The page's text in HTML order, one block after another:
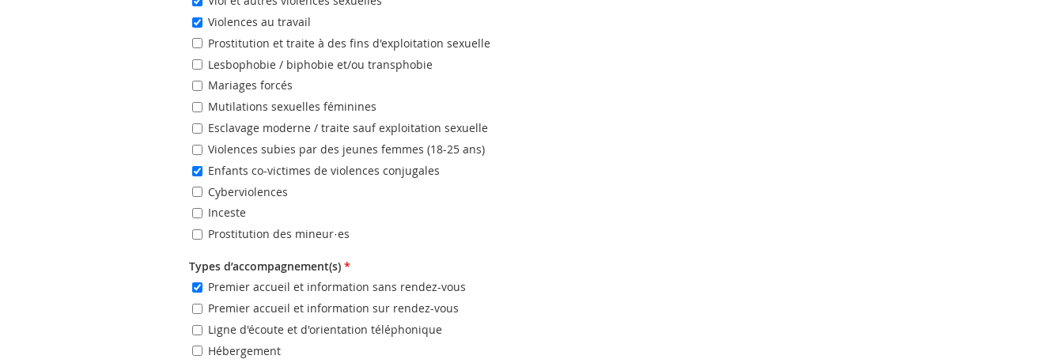
Violences au travail
Prostitution et traite à des fins d'exploitation sexuelle
Lesbophobie / biphobie et/ou transphobie
Mariages forcés
Mutilations sexuelles féminines
Esclavage moderne / traite sauf exploitation sexuelle
Violences subies par des jeunes femmes (18-25 ans)
Enfants co-victimes de violences conjugales
Cyberviolences
Inceste
Prostitution des mineur·es
Types d’accompagnement(s) *
Premier accueil et information sans rendez-vous
Premier accueil et information sur rendez-vous
Ligne d'écoute et d'orientation téléphonique
Hébergement